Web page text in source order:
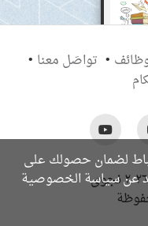
تواصَل معنا
لضمان حصولك على
عنسياسة الخصوصية